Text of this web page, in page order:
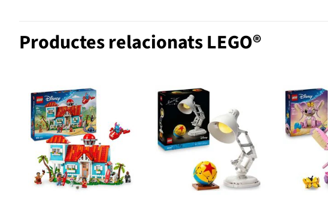
Productes relacionats LEGO®